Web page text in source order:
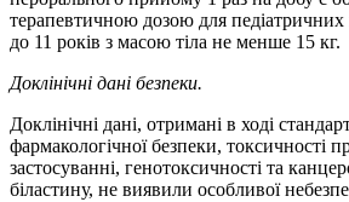
терапевтичною дозою для педіатричних
до 11 років з масою тіла не менше 15 кг.
Доклінічні дані безпеки.
Доклінічні дані, отримані в ході
фармакологічної безпеки, токсичності
застосуванні, генотоксичності та
біластину, не виявили особливої